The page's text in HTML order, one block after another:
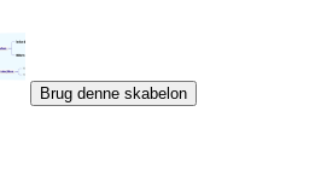
Brug denne skabelon